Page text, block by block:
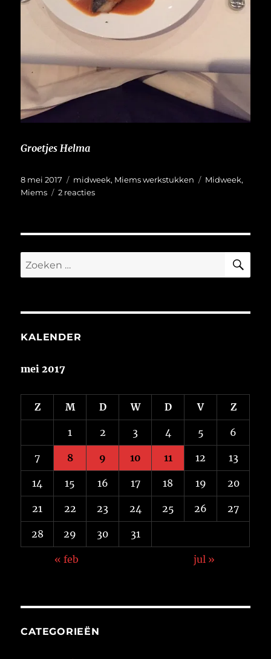
Groetjes Helma
Geplaatst
op
8 mei 2017 Categorieën
midweek, Miems werkstukken Tags
Midweek,
Miems
2 reactiesop
Zoeken
naar:
KALENDER
mei 2017
Z M D W D V Z
1 2 3 4 5 6
7 8 9 10 11 12 13
14 15 16 17 18 19 20
21 22 23 24 25 26 27
28 29 30 31
« feb jul »
CATEGORIEËN